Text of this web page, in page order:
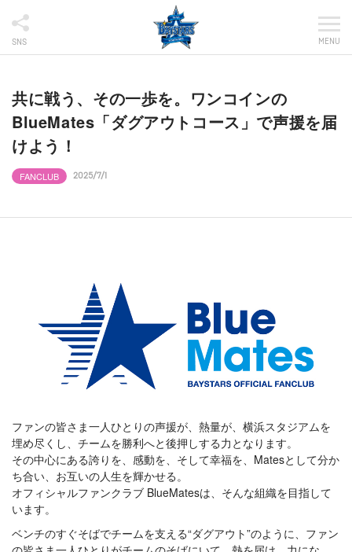
SNS MENU
共に戦う、その一歩を。ワンコインの
BlueMates「ダグアウトコース」で声援を届
けよう！
FANCLUB 2025/7/1
ファンの皆さま一人ひとりの声援が、熱量が、横浜スタジアムを
埋め尽くし、チームを勝利へと後押しする力となります。
その中心にある誇りを、感動を、そして幸福を、Matesとして分か
ち合い、お互いの人生を輝かせる。
オフィシャルファンクラブ BlueMatesは、そんな組織を目指して
います。
ベンチのすぐそばでチームを支える“ダグアウト”のように、ファン